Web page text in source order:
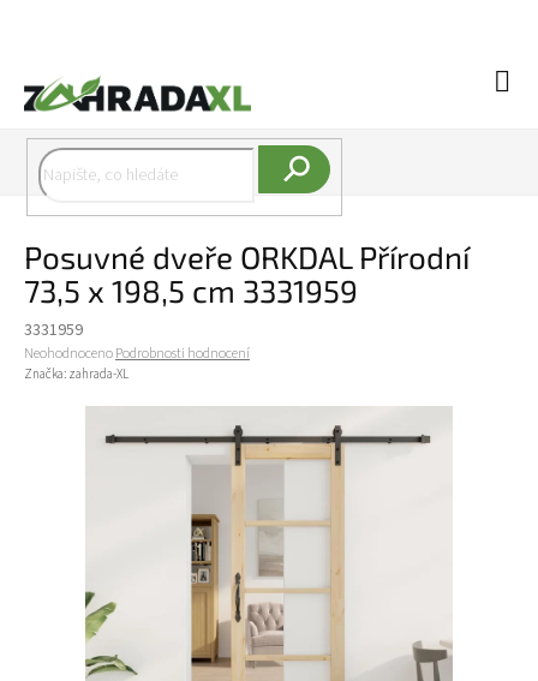
Posuvné dveře ORKDAL Přírodní
73,5 x 198,5 cm 3331959
3331959
Průměrné hodnocení produktu je 0,0 z 5 hvězdiček.
NeohodnocenoPodrobnosti hodnocení
Značka: zahrada-XL